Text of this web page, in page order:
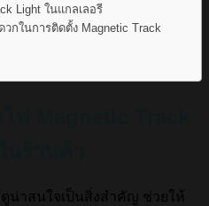
Light ในแกลเลอรี
กในการติดตั้ง Magnetic Track
น่าสนใจเป็นสิ่งสำคัญ ช่วยให้